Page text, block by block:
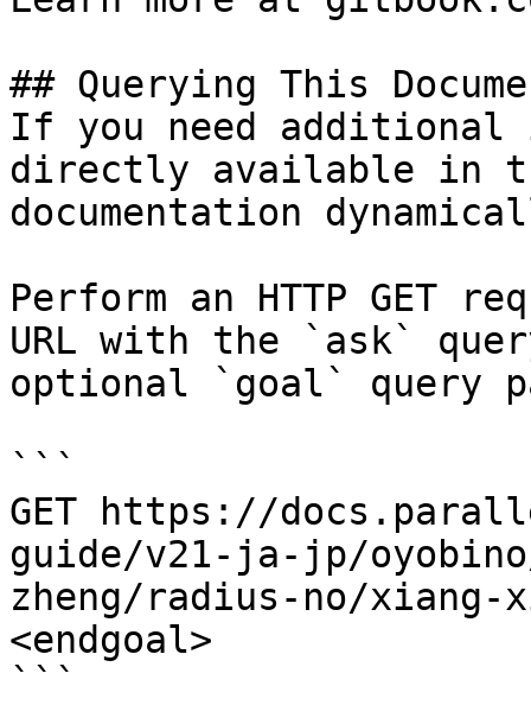
## Querying This
If you need
directly available in
documentation
Perform an HTTP GET
URL with the `ask`
optional `goal` query
```
GET https://
guide/v21-ja-jp/
zheng/radius-no/xiang-
<endgoal>
```